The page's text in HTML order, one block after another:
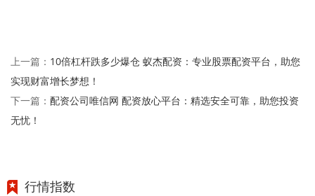
上一篇： 10倍杠杆跌多少爆仓 蚁杰配资：专业股票配资平台，助您
实现财富增长梦想！
下一篇： 配资公司唯信网 配资放心平台：精选安全可靠，助您投资
无忧！
行情指数